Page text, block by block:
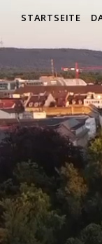
STARTSEITE